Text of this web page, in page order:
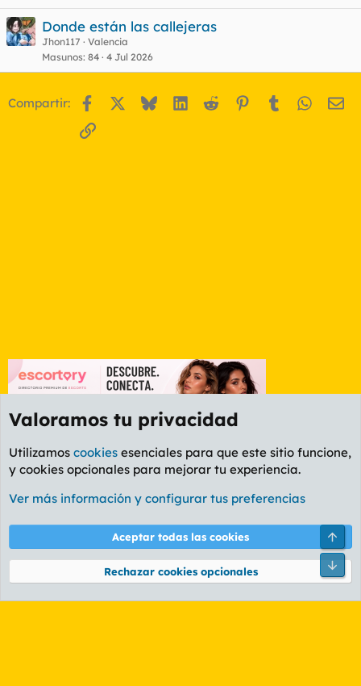
a
Donde están las callejeras
Jhon117
Valencia
Masunos 84 4 Jul 2026
Compartir: Facebook BlueskyLinkedIn
Reddit Pinterest
Tumblr
Enlace
Foro General
Cookies
PL OLDSTYLE AMARILLO
Términos y reglas Política de privacidad Ayuda
Community platform by XenForo® © 2010-2026 XenForo Ltd.
Valoramos tu privacidad
Utilizamos cookies esenciales para que este sitio funcione,
y cookies opcionales para mejorar tu experiencia.
Ver más información y configurar tus preferencias
Aceptar todas las cookies
Rechazar cookies opcionales
Pie